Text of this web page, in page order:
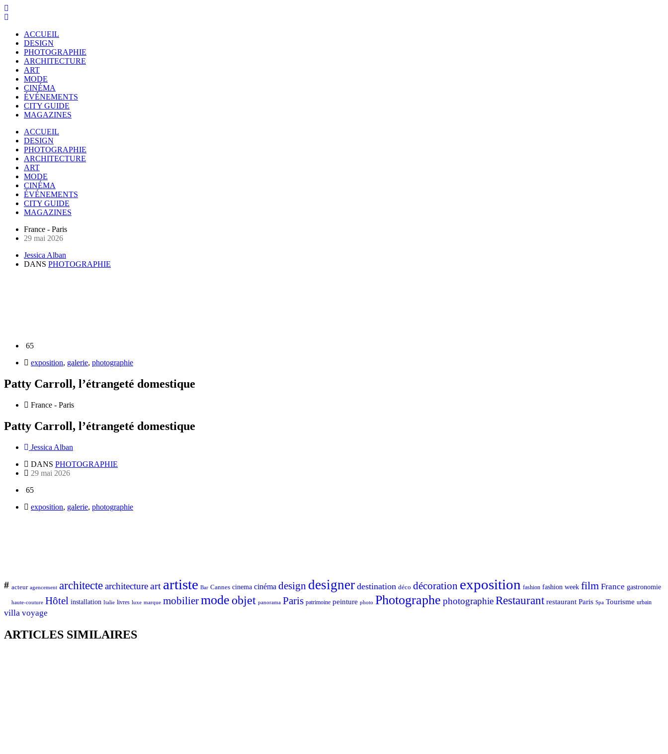
ACCUEIL
DESIGN
PHOTOGRAPHIE
ARCHITECTURE
ART
MODE
CINÉMA
ÉVÉNEMENTS
CITY GUIDE
MAGAZINES
ACCUEIL
DESIGN
PHOTOGRAPHIE
ARCHITECTURE
ART
MODE
CINÉMA
ÉVÉNEMENTS
CITY GUIDE
MAGAZINES
France - Paris
29 mai 2026
Jessica Alban
DANS PHOTOGRAPHIE
65
exposition, galerie, photographie
Patty Carroll, l’étrangeté domestique
France - Paris
Patty Carroll, l’étrangeté domestique
Jessica Alban
DANS PHOTOGRAPHIE
29 mai 2026
65
exposition, galerie, photographie
# acteur agencement architectearchitectureart artiste Bar Cannes cinema cinéma design designer destination déco décoration exposition fashion fashion week film France gastronomie
haute-couture Hôtel installation Italie livres luxe marque mobiliermode objet panorama Paris patrimoine peinture photo Photographe photographieRestaurant restaurant Paris Spa Tourisme urbain
villa voyage
ARTICLES SIMILAIRES